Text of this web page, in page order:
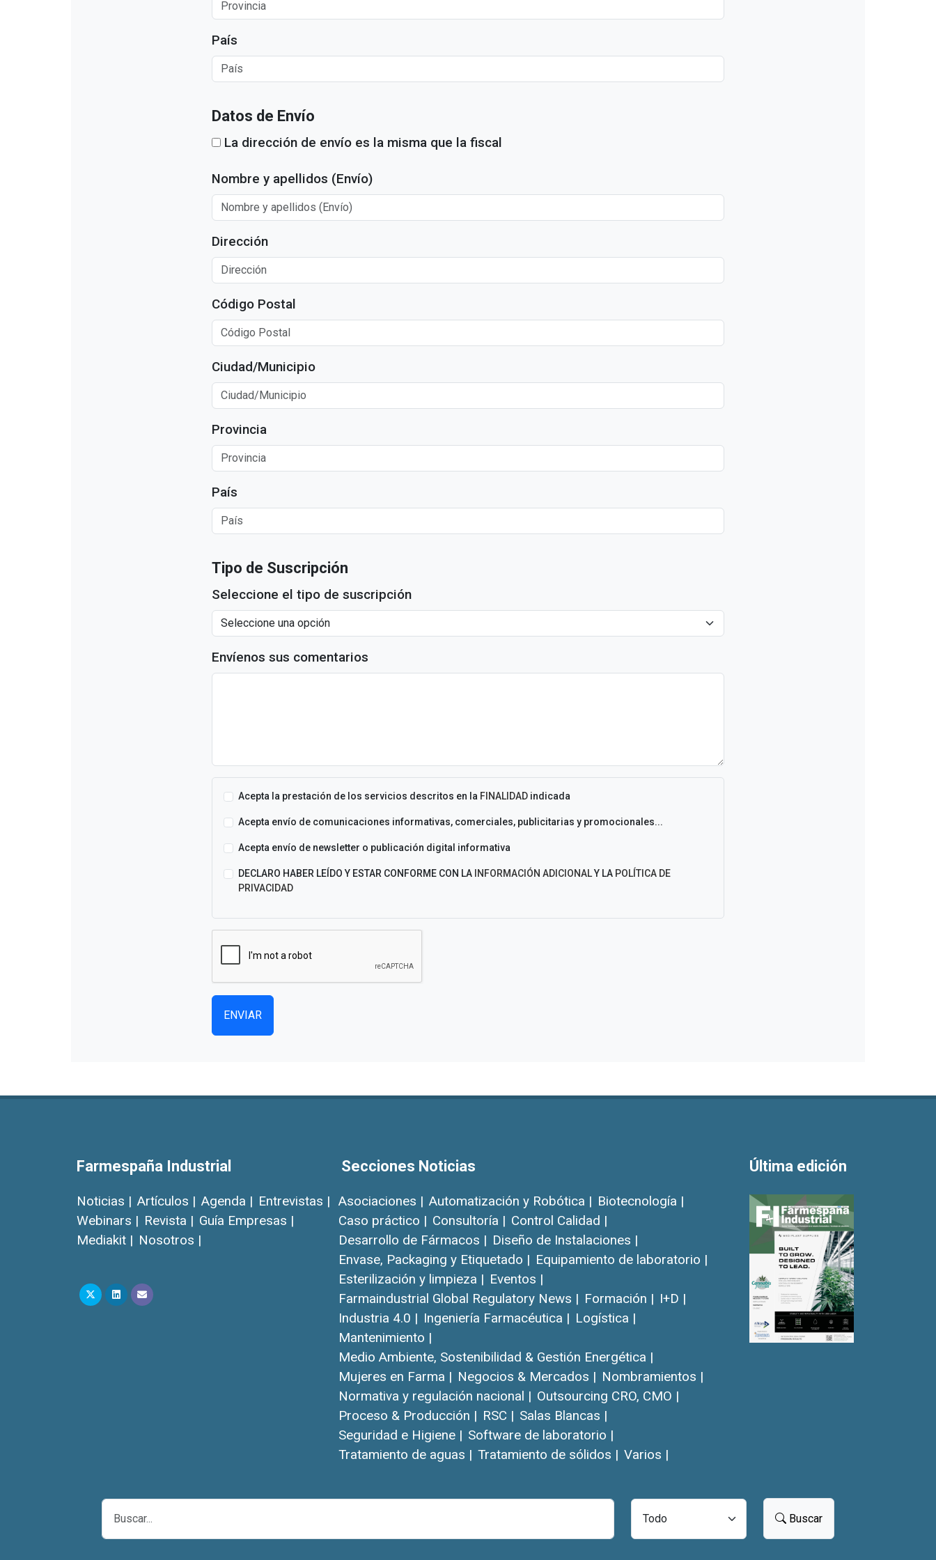
País
Datos de Envío
La dirección de envío es la misma que la fiscal
Nombre y apellidos (Envío)
Dirección
Código Postal
Ciudad/Municipio
Provincia
País
Tipo de Suscripción
Seleccione el tipo de suscripción
Envíenos sus comentarios
Acepta la prestación de los servicios descritos en la FINALIDAD indicada
Acepta envío de comunicaciones informativas, comerciales, publicitarias y promocionales...
Acepta envío de newsletter o publicación digital informativa
DECLARO HABER LEÍDO Y ESTAR CONFORME CON LA INFORMACIÓN ADICIONALY LA POLÍTICA DE
PRIVACIDAD
ENVIAR
Farmespaña Industrial
Noticias | Artículos | Agenda | Entrevistas |
Webinars | Revista | Guía Empresas |
Mediakit | Nosotros |
Secciones Noticias
Asociaciones | Automatización y Robótica | Biotecnología |
Caso práctico | Consultoría | Control Calidad |
Desarrollo de Fármacos | Diseño de Instalaciones |
Envase, Packaging y Etiquetado | Equipamiento de laboratorio |
Esterilización y limpieza | Eventos |
Farmaindustrial Global Regulatory News | Formación | I+D |
Industria 4.0 | Ingeniería Farmacéutica | Logística |
Mantenimiento |
Medio Ambiente, Sostenibilidad & Gestión Energética |
Mujeres en Farma | Negocios & Mercados | Nombramientos |
Normativa y regulación nacional | Outsourcing CRO, CMO |
Proceso & Producción | RSC | Salas Blancas |
Seguridad e Higiene | Software de laboratorio |
Tratamiento de aguas | Tratamiento de sólidos | Varios |
Última edición
Buscar